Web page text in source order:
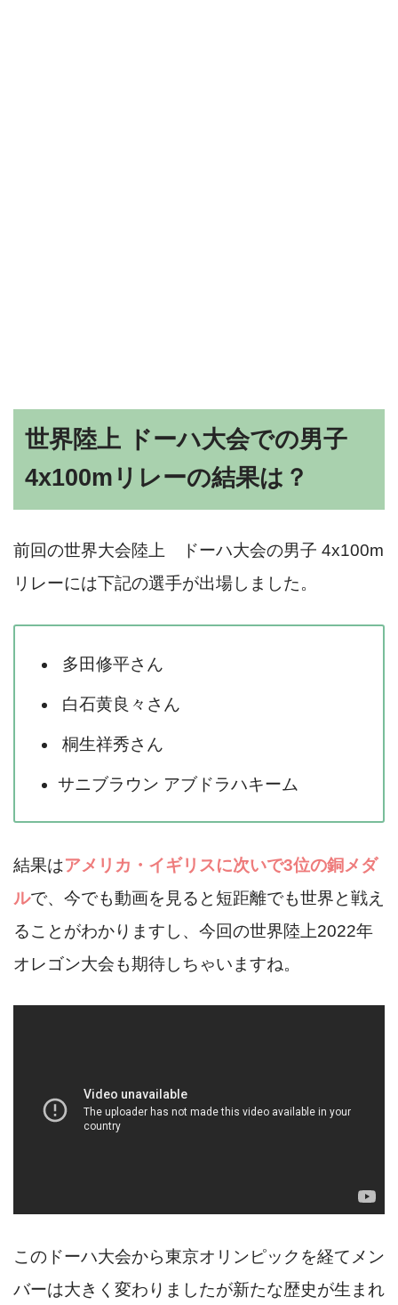
世界陸上 ドーハ大会での男子
4x100mリレーの結果は？
前回の世界大会陸上 ドーハ大会の男子 4x100m
リレーには下記の選手が出場しました。
多田修平さん
白石黄良々さん
桐生祥秀さん
サニブラウン アブドラハキーム
結果はアメリカ・イギリスに次いで3位の銅メダ
ルで、今でも動画を見ると短距離でも世界と戦え
ることがわかりますし、今回の世界陸上2022年
オレゴン大会も期待しちゃいますね。
このドーハ大会から東京オリンピックを経てメン
バーは大きく変わりましたが新たな歴史が生まれ